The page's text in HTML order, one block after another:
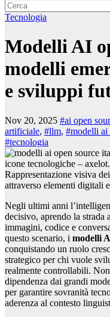
Tecnologia
Modelli AI
modelli
e sviluppi
Nov 20, 2025 #ai open
artificiale, #llm, #modelli ai
#tecnologia
Rappresentazione visiva
attraverso elementi digitali
Negli ultimi anni
decisivo, aprendo la strada
immagini, codice e
questo scenario, i modelli
conquistando un ruolo
strategico per chi vuole
realmente controllabili.
dipendenza dai grandi
per garantire sovranità
aderenza al contesto